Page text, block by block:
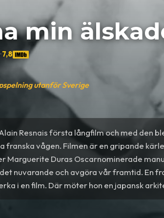
min
•7,8
utanför Sverige
Resnais första långfilm och med den
franska vågen. Filmen är en gripande
Marguerite Duras Oscarnominerade
nuvarande och avgöra vår framtid. En
i en film. Där möter hon en japansk
till Paris utlever de en passionerad